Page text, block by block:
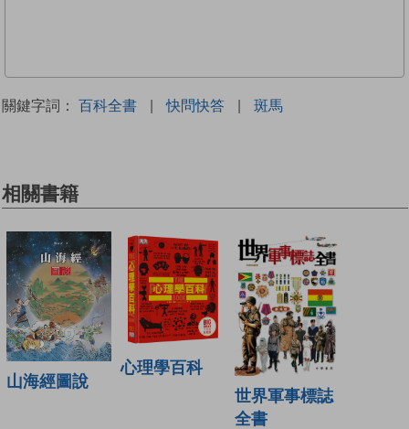
關鍵字詞： 百科全書 | 快問快答 | 斑馬
相關書籍
山海經圖說
心理學百科
世界軍事標誌
全書